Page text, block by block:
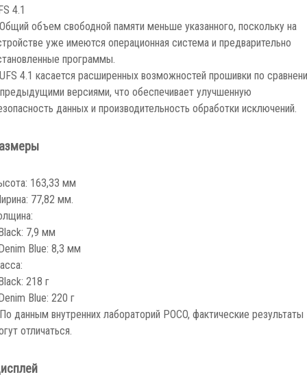
4.1
объем свободной памяти меньше указанного, поскольку на
уже имеются операционная система и предварительно
программы.
4.1 касается расширенных возможностей прошивки по
версиями, что обеспечивает улучшенную
данных и производительность обработки исключений.
163,33 мм
77,82 мм.
7,9 мм
Blue: 8,3 мм
218 г
Blue: 220 г
данным внутренних лабораторий POCO, фактические результаты
отличаться.